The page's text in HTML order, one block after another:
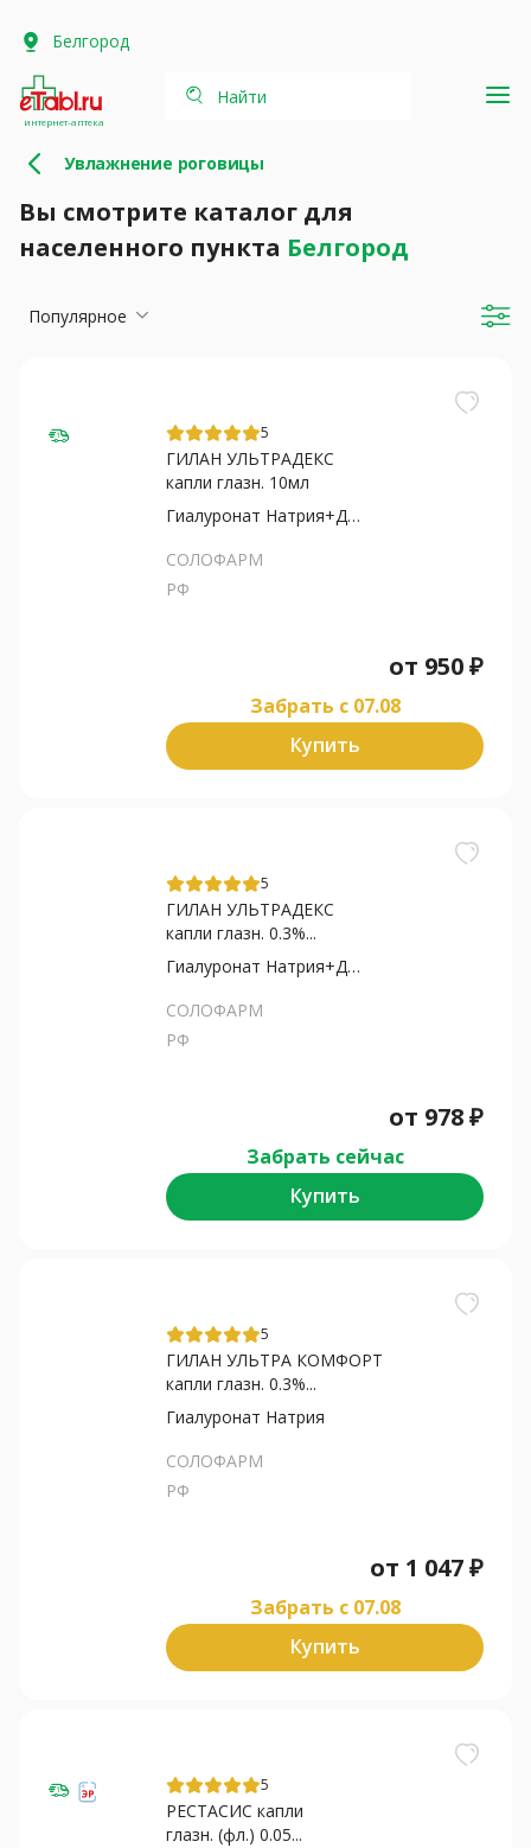
Белгород
интернет-аптека
Найти
Увлажнение роговицы
Вы смотрите каталог для
населенного пункта Белгород
Популярное
5
ГИЛАН УЛЬТРАДЕКС
капли глазн. 10мл
Гиалуронат Натрия+Декспантенол
СОЛОФАРМ
РФ
от 950₽
Забрать c 07.08
Купить
5
ГИЛАН УЛЬТРАДЕКС
капли глазн. 0.3%...
Гиалуронат Натрия+Декспантенол
СОЛОФАРМ
РФ
от 978₽
Забрать сейчас
Купить
5
ГИЛАН УЛЬТРА КОМФОРТ
капли глазн. 0.3%...
Гиалуронат Натрия
СОЛОФАРМ
РФ
от 1 047₽
Забрать c 07.08
Купить
5
РЕСТАСИС капли
глазн. (фл.) 0.05...